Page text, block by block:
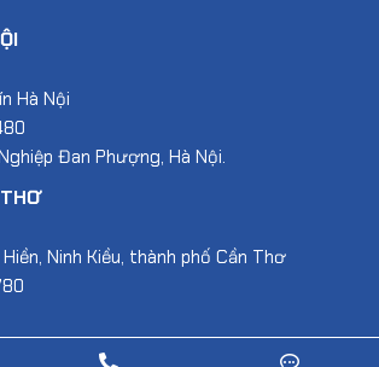
Hà Nội
Đan Phượng, Hà Nội.
Ninh Kiều, thành phố Cần Thơ